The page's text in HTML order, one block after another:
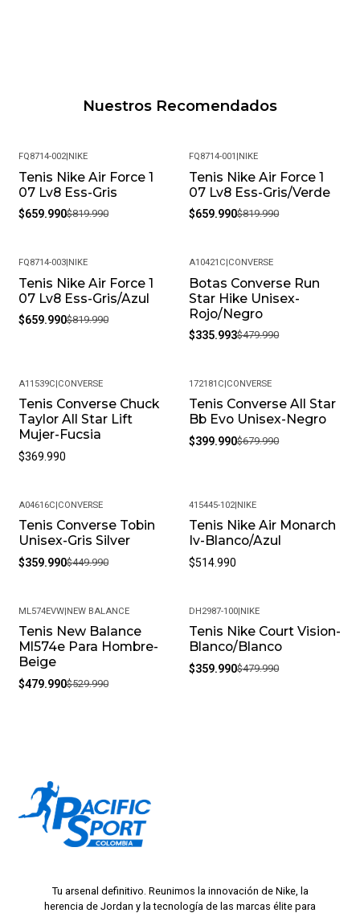
Nuestros Recomendados
-20%
FQ8714-002|NIKE
Tenis Nike Air Force 1
07 Lv8 Ess-Gris
$659.990$819.990
-20%
FQ8714-001 |NIKE
Tenis Nike Air Force 1
07 Lv8 Ess-Gris/Verde
$659.990$819.990
-20%
FQ8714-003|NIKE
Tenis Nike Air Force 1
07 Lv8 Ess-Gris/Azul
$659.990$819.990
-30%
A10421C|CONVERSE
Botas Converse Run
Star Hike Unisex-
Rojo/Negro
$335.993$479.990
A11539C|CONVERSE
Tenis Converse Chuck
Taylor All Star Lift
Mujer-Fucsia
$369.990
-41%
172181C|CONVERSE
Tenis Converse All Star
Bb Evo Unisex-Negro
$399.990$679.990
-20%
A04616C|CONVERSE
Tenis Converse Tobin
Unisex-Gris Silver
$359.990$449.990
415445-102|NIKE
Tenis Nike Air Monarch
Iv-Blanco/Azul
$514.990
-9%
ML574EVW|NEW BALANCE
Tenis New Balance
Ml574e Para Hombre-
Beige
$479.990$529.990
-25%
DH2987-100|NIKE
Tenis Nike Court Vision-
Blanco/Blanco
$359.990$479.990
Tu arsenal definitivo. Reunimos la innovación de Nike, la
herencia de Jordan y la tecnología de las marcas élite para